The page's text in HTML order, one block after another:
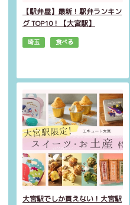
【駅弁屋】最新！駅弁ランキン
グ TOP10！【大宮駅】
埼玉 食べる
大宮駅でしか買えない！大宮駅